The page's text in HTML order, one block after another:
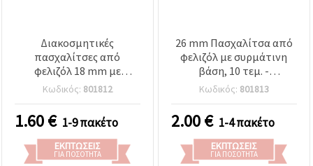
Διακοσμητικές
πασχαλίτσες από
φελιζόλ 18 mm με
συρμάτινη βάση για
χειροτεχνίες –
συσκευασία 10 τεμ.
Κωδικός: 801812
1.60€ 1-9 πακέτο
ΕΚΠΤΏΣΕΙΣ
ΓΙΑ ΠΟΣΌΤΗΤΑ
26 mm Πασχαλίτσα από
φελιζόλ με συρμάτινη
βάση, 10 τεμ. -
Διακόσμηση για
χειροτεχνίες
Κωδικός: 801813
2.00€ 1-4 πακέτο
ΕΚΠΤΏΣΕΙΣ
ΓΙΑ ΠΟΣΌΤΗΤΑ